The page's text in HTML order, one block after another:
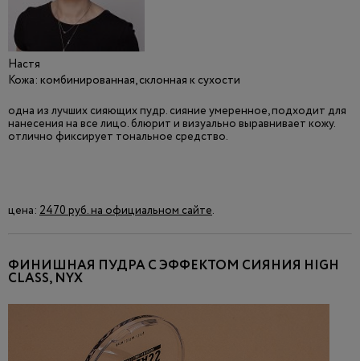
Настя
Кожа: комбинированная, склонная к сухости
одна из лучших сияющих пудр. сияние умеренное, подходит для
нанесения на все лицо. блюрит и визуально выравнивает кожу.
отлично фиксирует тональное средство.
цена: 2470 руб. на официальном сайте.
ФИНИШНАЯ ПУДРА С ЭФФЕКТОМ СИЯНИЯ HIGH
CLASS, NYX